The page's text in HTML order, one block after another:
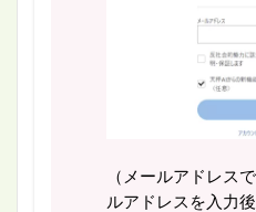
（メールアドレス
ルアドレスを入力